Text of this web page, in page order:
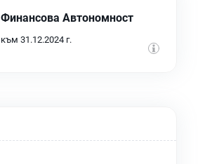
Финансова Автономност
към 31.12.2024 г.